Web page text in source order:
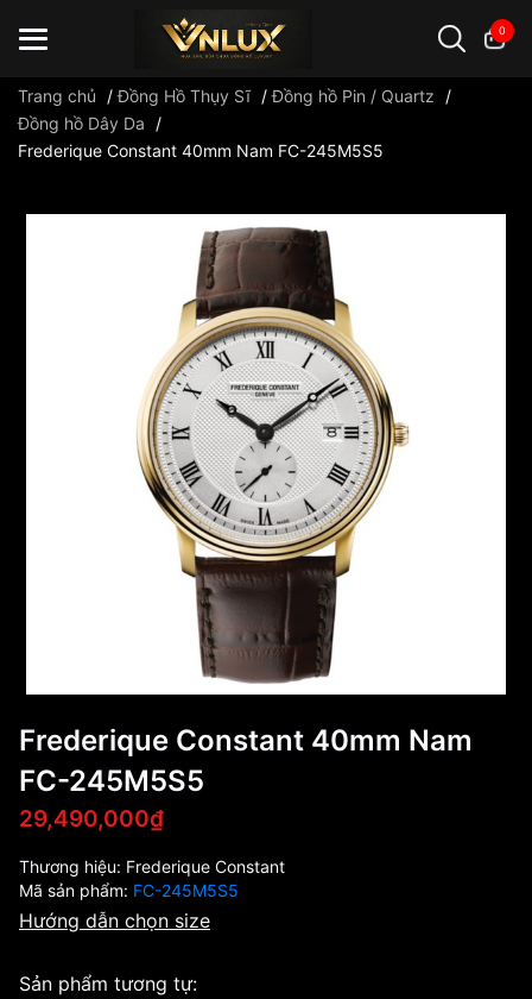
0
Đồng hồ casio đồng hồ G-Shock đồng hồ Orient ...
Trang chủ /Đồng Hồ Thụy Sĩ /Đồng hồ Pin / Quartz
/
Đồng hồ Dây Da
/
Frederique Constant 40mm Nam FC-245M5S5
Frederique Constant 40mm Nam
FC-245M5S5
29,490,000₫
Thương hiệu: Frederique Constant
Mã sản phẩm: FC-245M5S5
Hướng dẫn chọn size
Sản phẩm tương tự: